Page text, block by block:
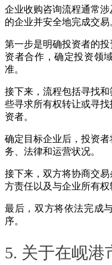
企业收购咨询流程通常
的企业并安全地完成交易
第一步是明确投资者的
资者合作，确定投资领
准。
接下来，流程包括寻找
些寻求所有权转让或寻
资者。
确定目标企业后，投资
务、法律和运营状况。
接下来，双方将协商交
方责任以及与企业所有权
最后，双方将依法完成
序。
5. 关于在岘港